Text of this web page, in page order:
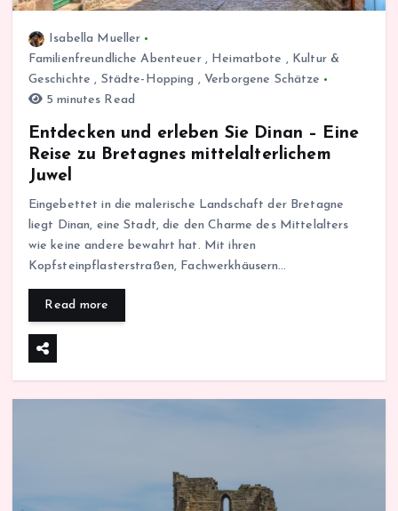
Isabella Mueller
Familienfreundliche Abenteuer, Heimatbote , Kultur &
Geschichte , Städte-Hopping , Verborgene Schätze
5 minutes Read
Entdecken und erleben Sie Dinan – Eine
Reise zu Bretagnes mittelalterlichem
Juwel
Eingebettet in die malerische Landschaft der Bretagne
liegt Dinan, eine Stadt, die den Charme des Mittelalters
wie keine andere bewahrt hat. Mit ihren
Kopfsteinpflasterstraßen, Fachwerkhäusern…
Read more